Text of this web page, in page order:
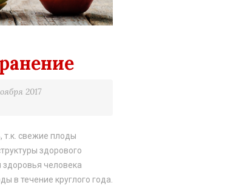
2017
т.к. свежие плоды
здорового
человека
в течение круглого года.